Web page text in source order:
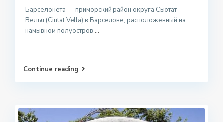
Барселонета — приморский район округа Сьютат-
Велья (Ciutat Vella) в Барселоне, расположенный на
намывном полуостров ...
Continue reading